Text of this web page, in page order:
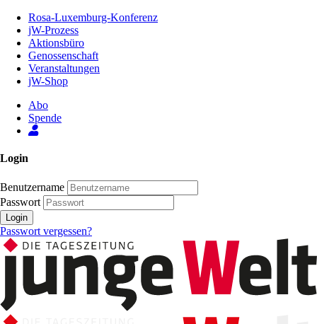
Inhalt
Seite
Rosa-Luxemburg-Konferenz
jW-Prozess
Aktionsbüro
Genossenschaft
Veranstaltungen
jW-Shop
Abo
Spende
Login
Benutzername
Passwort
Login
Passwort vergessen?